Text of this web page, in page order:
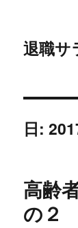
退職サ
日:
高齢
の２